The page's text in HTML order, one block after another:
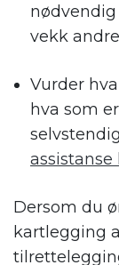
nødvendig
vekk andre
Vurder
hva som
assistanse
Dersom du
kartlegging